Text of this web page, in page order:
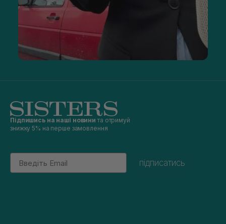
Підпишись на наші новини та отримуй
знижку 5% на перше замовлення
Email
підписатись